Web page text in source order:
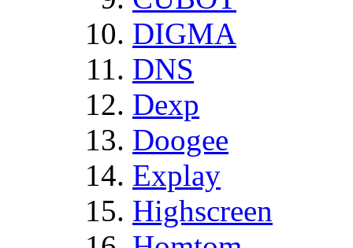
DIGMA
DNS
Dexp
Doogee
Explay
Highscreen